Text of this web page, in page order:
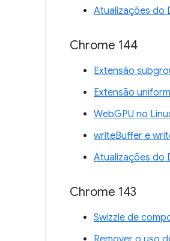
Atualizações do
Chrome 144
Extensão
Extensão
WebGPU no
writeBuffer e
Atualizações do
Chrome 143
Swizzle de